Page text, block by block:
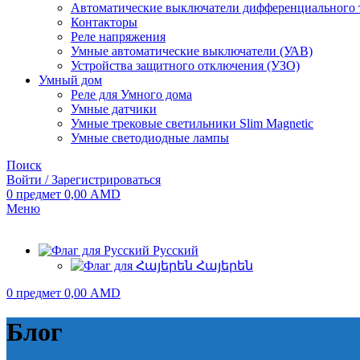
Автоматические выключатели
Контакторы
Реле напряжения
Умные автоматические выключатели (УАВ)
Устройства защитного отключения (УЗО)
Умный дом
Реле для Умного дома
Умные датчики
Умные трековые светильники Slim Magnetic
Умные светодиодные лампы
Поиск
Войти / Зарегистрироваться
0 предмет 0,00 AMD
Меню
Русский
Հայերեն
0 предмет 0,00 AMD
Блог